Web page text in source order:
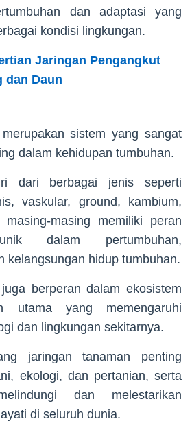
dan adaptasi yang
kondisi lingkungan.
Jaringan Pengangkut
dan Daun
sistem yang sangat
dalam kehidupan tumbuhan.
dari berbagai jenis seperti
vaskular, ground, kambium,
masing memiliki peran
dalam pertumbuhan,
kelangsungan hidup tumbuhan.
berperan dalam ekosistem
utama yang memengaruhi
dan lingkungan sekitarnya.
jaringan tanaman penting
ekologi, dan pertanian, serta
dan melestarikan
di seluruh dunia.